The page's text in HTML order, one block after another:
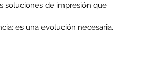
soluciones de impresión que
es una evolución necesaria.